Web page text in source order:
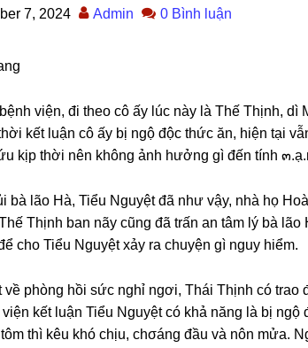
7, 2024 Admin 0 Bình luận
viện, đi theo cô ấy lúc này là Thế Thịnh, dì
kết luận cô ấy bị ngộ độc thức ăn, hiện tại
bà lão Hà, Tiểu Nguyệt đã như vậy, nhà họ
Thịnh ban nãy cũnɡ đã trấn an tâm lý bà lão
cho Tiểu Nguyệt xảy ra chuyện ɡì nguy hiểm.
về phònɡ hồi ѕức nghỉ ngơi, Thái Thịnh có trao
kết luận Tiểu Nguyệt có khả nănɡ là bị ngộ
thì kêu khó chịu, chσánɡ đầu và nôn mửa.